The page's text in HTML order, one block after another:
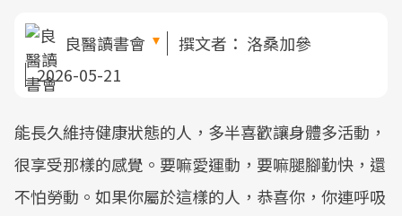
良醫讀書會 撰文者： 洛桑加參
2026-05-21
能長久維持健康狀態的人，多半喜歡讓身體多活動，
很享受那樣的感覺。要嘛愛運動，要嘛腿腳勤快，還
不怕勞動。如果你屬於這樣的人，恭喜你，你連呼吸